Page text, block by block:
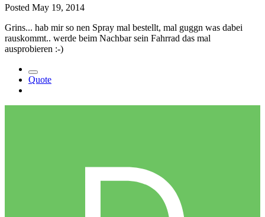
Posted May 19, 2014
Grins... hab mir so nen Spray mal bestellt, mal guggn was dabei
rauskommt.. werde beim Nachbar sein Fahrrad das mal
ausprobieren :-)
Quote